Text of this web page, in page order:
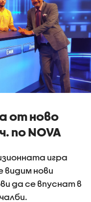
от ново
по NOVA
игра
видим нови
да се впуснат в